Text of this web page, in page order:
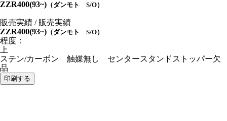
ZZR400(93~) （ダンモト S/O）
販売実績 / 販売実績
ZZR400(93~) （ダンモト S/O）
程度：
上
ステン/カーボン 触媒無し センタースタンドストッパー欠
品
印刷する